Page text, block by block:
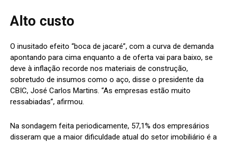
Alto custo
O inusitado efeito “boca de jacaré”, com a curva de demanda
apontando para cima enquanto a de oferta vai para baixo, se
deve à inflação recorde nos materiais de construção,
sobretudo de insumos como o aço, disse o presidente da
CBIC, José Carlos Martins. “As empresas estão muito
ressabiadas”, afirmou.
Na sondagem feita periodicamente, 57,1% dos empresários
disseram que a maior dificuldade atual do setor imobiliário é a